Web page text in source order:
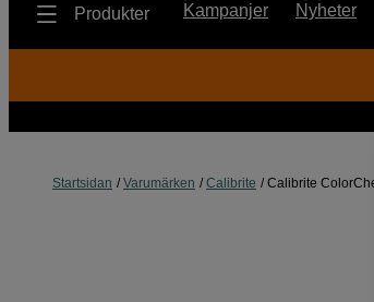
Produkter Kampanjer Nyheter
Startsidan Varumärken Calibrite Calibrite